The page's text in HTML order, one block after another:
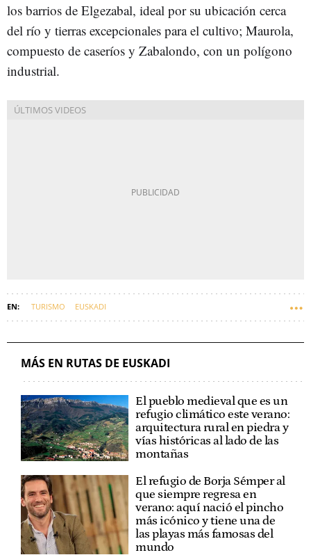
los barrios de Elgezabal, ideal por su ubicación cerca
del río y tierras excepcionales para el cultivo; Maurola,
compuesto de caseríos y Zabalondo, con un polígono
industrial.
TURISMO EUSKADI
MÁS EN RUTAS DE EUSKADI
El pueblo medieval que es un
refugio climático este verano:
arquitectura rural en piedra y
vías históricas al lado de las
montañas
El refugio de Borja Sémper al
que siempre regresa en
verano: aquí nació el pincho
más icónico y tiene una de
las playas más famosas del
mundo